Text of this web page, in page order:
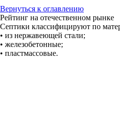
Вернуться к оглавлению
Рейтинг на отечественном рынке
Септики классифицируют по
• из нержавеющей стали;
• железобетонные;
• пластмассовые.